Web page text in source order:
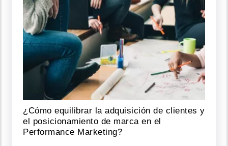
¿Cómo equilibrar la adquisición de clientes y
el posicionamiento de marca en el
Performance Marketing?